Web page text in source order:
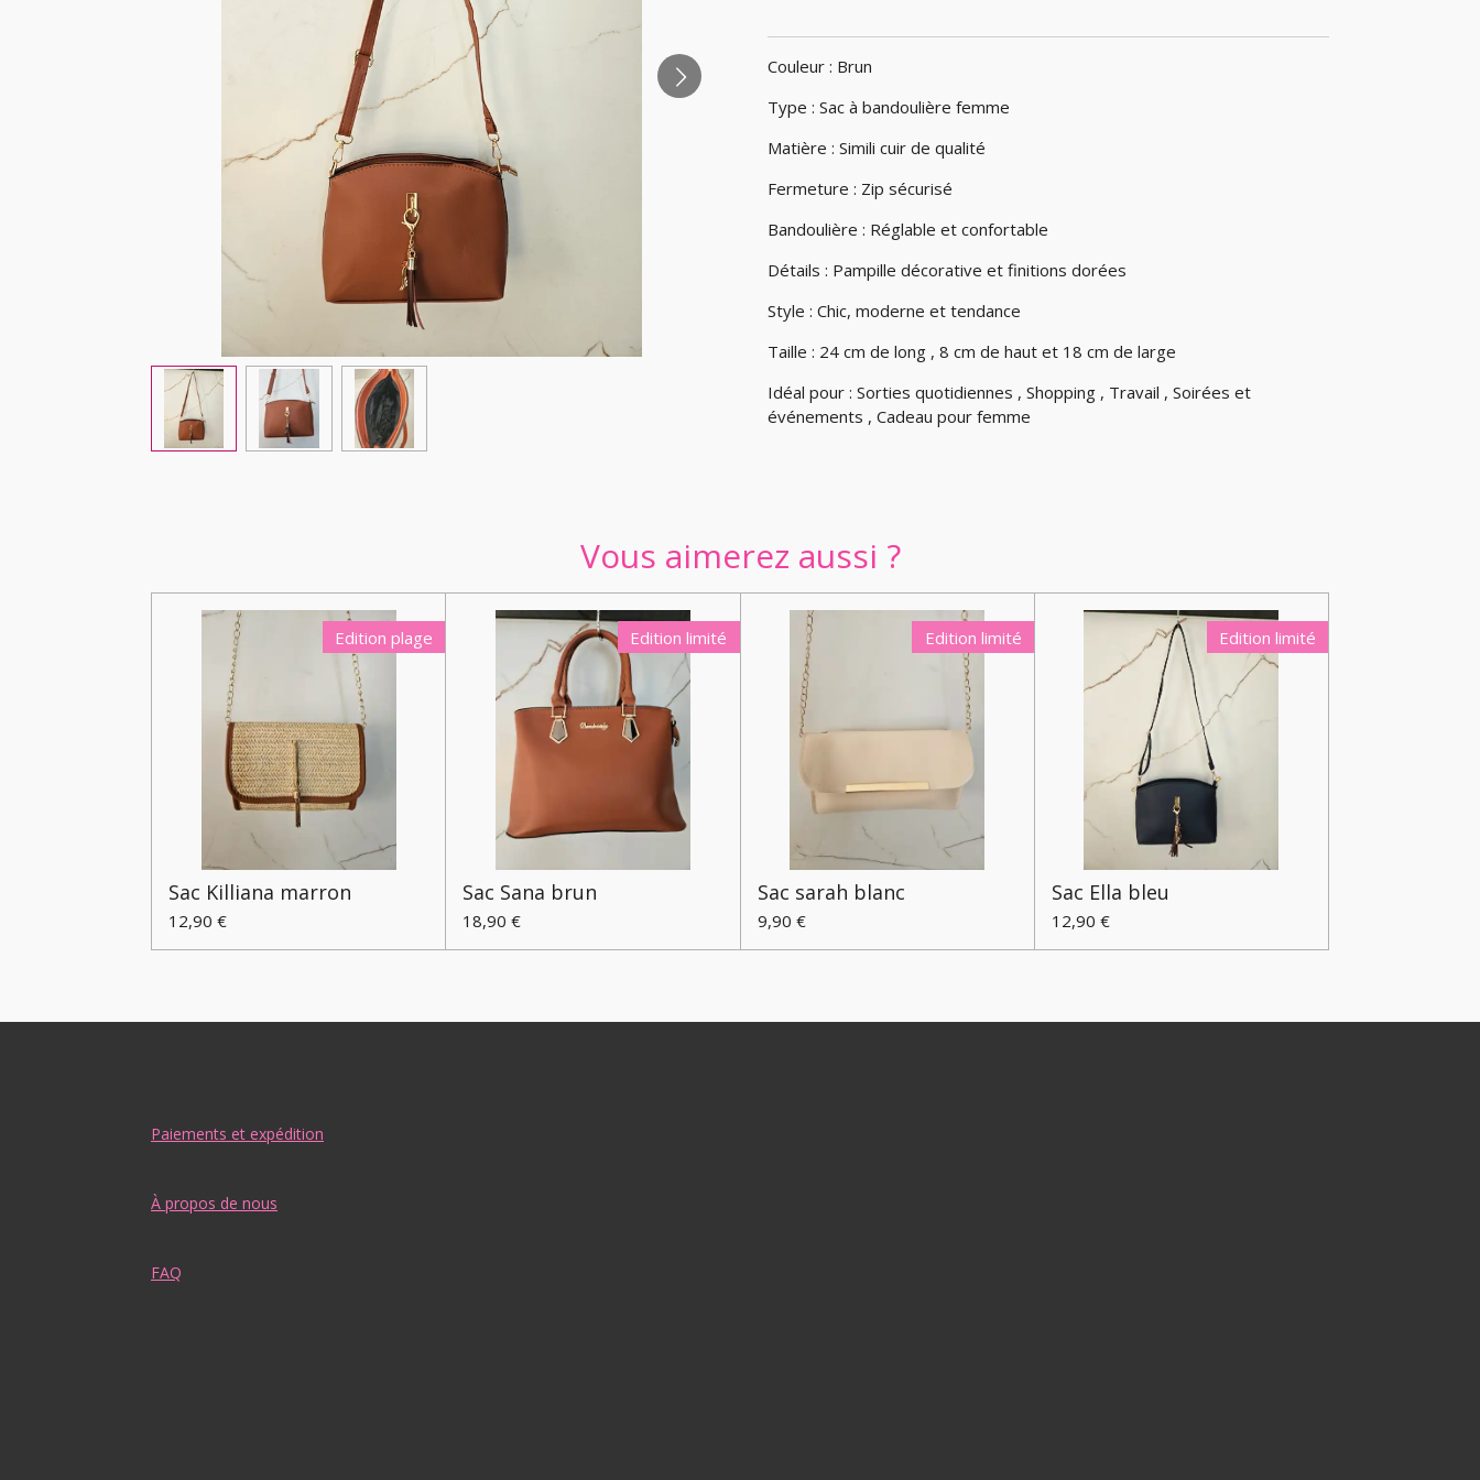
Couleur : Brun
Type : Sac à bandoulière femme
Matière : Simili cuir de qualité
Fermeture : Zip sécurisé
Bandoulière : Réglable et confortable
Détails : Pampille décorative et finitions dorées
Style : Chic, moderne et tendance
Taille : 24 cm de long , 8 cm de haut et 18 cm de large
Idéal pour : Sorties quotidiennes , Shopping , Travail , Soirées et
événements , Cadeau pour femme
Vous aimerez aussi ?
Edition plage
Sac Killiana marron
12,90 €
Edition limité
Sac Sana brun
18,90 €
Edition limité
Sac sarah blanc
9,90 €
Edition limité
Sac Ella bleu
12,90 €
Paiements et expédition
À propos de nous
FAQ